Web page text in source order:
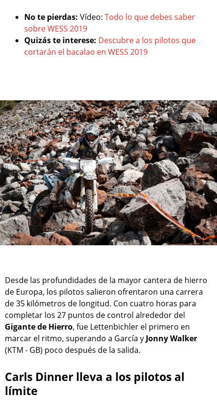
No te pierdas: Vídeo: Todo lo que debes saber
sobre WESS 2019
Quizás te interese: Descubre a los pilotos que
cortarán el bacalao en WESS 2019
Desde las profundidades de la mayor cantera de hierro
de Europa, los pilotos salieron ofrentaron una carrera
de 35 kilómetros de longitud. Con cuatro horas para
completar los 27 puntos de control alrededor del
Gigante de Hierro, fue Lettenbichler el primero en
marcar el ritmo, superando a García y Jonny Walker
(KTM - GB) poco después de la salida.
Carls Dinner lleva a los pilotos al
límite